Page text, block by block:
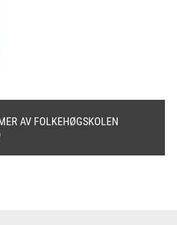
AV FOLKEHØGSKOLEN